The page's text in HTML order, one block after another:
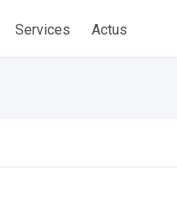
Services Actus